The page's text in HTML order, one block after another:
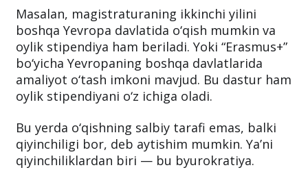
Masalan, magistraturaning ikkinchi yilini
boshqa Yevropa davlatida o‘qish mumkin va
oylik stipendiya ham beriladi. Yoki “Erasmus+”
bo‘yicha Yevropaning boshqa davlatlarida
amaliyot o‘tash imkoni mavjud. Bu dastur ham
oylik stipendiyani o‘z ichiga oladi.
Bu yerda o‘qishning salbiy tarafi emas, balki
qiyinchiligi bor, deb aytishim mumkin. Ya’ni
qiyinchiliklardan biri — bu byurokratiya.